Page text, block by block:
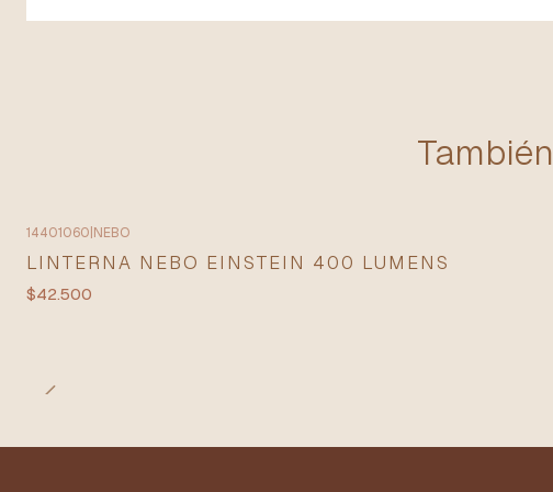
14401060 NEBO
LINTERNA NEBO EINSTEIN 400 LUMENS
$42.500